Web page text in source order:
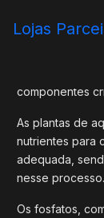
Lojas
aquários.
crescimento
componentes
As plantas de
nutrientes para
adequada,
nesse processo.
Os fosfatos,